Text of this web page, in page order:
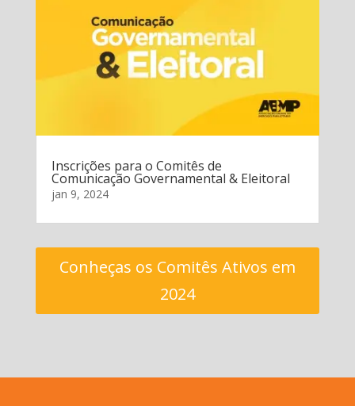
Inscrições para o Comitês de
Comunicação Governamental & Eleitoral
jan 9, 2024
Conheças os Comitês Ativos em
2024